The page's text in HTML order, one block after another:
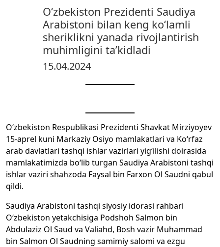
sertifikatlashtirish markazi
O‘zbekiston Prezidenti Saudiya
Arabistoni bilan keng ko‘lamli
sheriklikni yanada rivojlantirish
muhimligini ta’kidladi
15.04.2024
O‘zbekiston Respublikasi Prezidenti Shavkat Mirziyoyev
15-aprel kuni Markaziy Osiyo mamlakatlari va Ko‘rfaz
arab davlatlari tashqi ishlar vazirlari yig‘ilishi doirasida
mamlakatimizda bo‘lib turgan Saudiya Arabistoni tashqi
ishlar vaziri shahzoda Faysal bin Farxon Ol Saudni qabul
qildi.
Saudiya Arabistoni tashqi siyosiy idorasi rahbari
O‘zbekiston yetakchisiga Podshoh Salmon bin
Abdulaziz Ol Saud va Valiahd, Bosh vazir Muhammad
bin Salmon Ol Saudning samimiy salomi va ezgu